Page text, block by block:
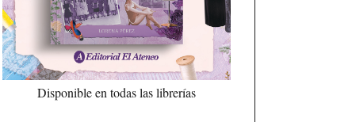
Disponible en todas las librerías